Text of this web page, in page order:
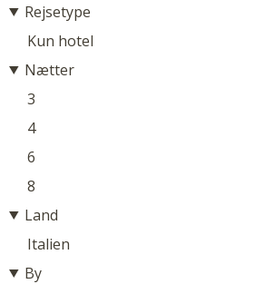
Rejsetype
Kun hotel
Nætter
3
4
6
8
Land
Italien
By